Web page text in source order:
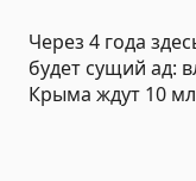
Через 4 года
будет сущий ад:
Крыма ждут 10